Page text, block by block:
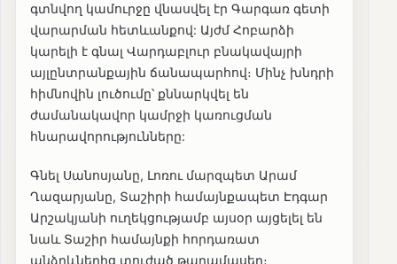
գտնվող կամուրջը վնասվել էր Գարգառ գետի
վարարման հետևանքով: Այժմ Հոբարձի
կարելի է գնալ Վարդաբլուր բնակավայրի
այլընտրանքային ճանապարհով։ Մինչ խնդրի
հիմնովին լուծումը՝ քննարկվել են
ժամանակավոր կամրջի կառուցման
հնարավորությունները:
Գնել Սանոսյանը, Լոռու մարզպետ Արամ
Ղազարյանը, Տաշիրի համայնքապետ Էդգար
Արշակյանի ուղեկցությամբ այսօր այցելել են
նաև Տաշիր համայնքի հորդառատ
անձրևներից տուժած թաղամասեր։